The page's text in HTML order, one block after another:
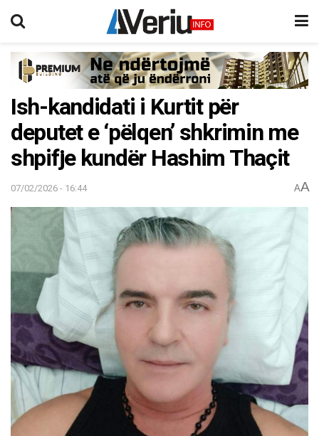
Ish-kandidati i Kurtit për
deputet e ‘pëlqen’ shkrimin me
shpifje kundër Hashim Thaçit
07/02/2026 - 16:44 AA